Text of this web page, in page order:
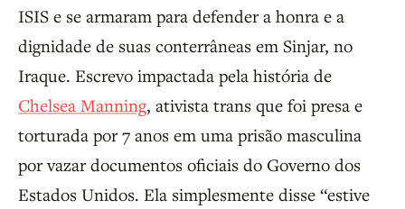
ISIS e se armaram para defender a honra e a
dignidade de suas conterrâneas em Sinjar, no
Iraque. Escrevo impactada pela história de
Chelsea Manning, ativista trans que foi presa e
torturada por 7 anos em uma prisão masculina
por vazar documentos oficiais do Governo dos
Estados Unidos. Ela simplesmente disse “estive